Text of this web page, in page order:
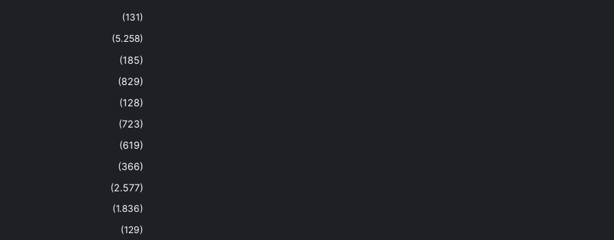
(131)
(5.258)
(185)
(829)
(128)
(723)
(619)
(366)
(2.577)
(1.836)
(129)